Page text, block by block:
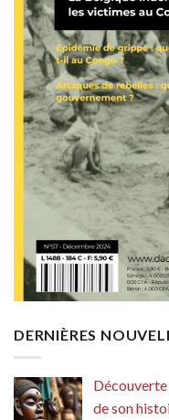
DERNIÈRES
Découverte
de son